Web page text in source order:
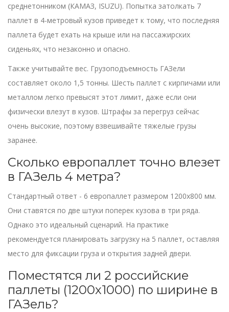
среднетонником (КАМАЗ, ISUZU). Попытка затолкать 7
паллет в 4-метровый кузов приведет к тому, что последняя
паллета будет ехать на крыше или на пассажирских
сиденьях, что незаконно и опасно.
Также учитывайте вес. Грузоподъемность ГАЗели
составляет около 1,5 тонны. Шесть паллет с кирпичами или
металлом легко превысят этот лимит, даже если они
физически влезут в кузов. Штрафы за перегруз сейчас
очень высокие, поэтому взвешивайте тяжелые грузы
заранее.
Сколько европаллет точно влезет
в ГАЗель 4 метра?
Стандартный ответ - 6 европаллет размером 1200х800 мм.
Они ставятся по две штуки поперек кузова в три ряда.
Однако это идеальный сценарий. На практике
рекомендуется планировать загрузку на 5 паллет, оставляя
место для фиксации груза и открытия задней двери.
Поместятся ли 2 российские
паллеты (1200х1000) по ширине в
ГАЗель?